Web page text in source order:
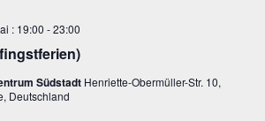
: 19:00 -23:00
Südstadt Henriette-Obermüller-Str. 10,
Deutschland